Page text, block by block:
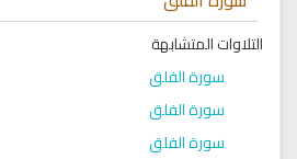
التلاوات المتشابهة
سورة الفلق
سورة الفلق
سورة الفلق